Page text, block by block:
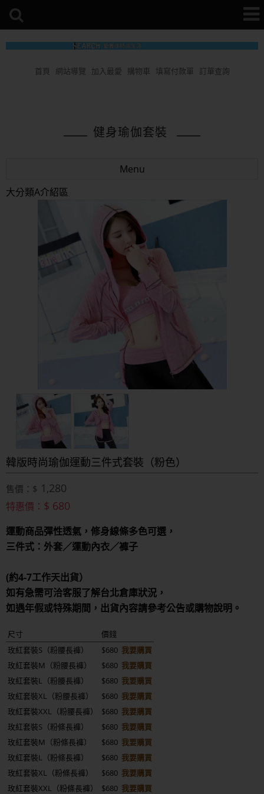
首頁 網站導覽 加入最愛 購物車 填寫付款單 訂單查詢
健身瑜伽套裝
Menu
大分類A介紹區
韓版時尚瑜伽運動三件式套裝（粉色）
售價：$ 1,280
特惠價： $ 680
運動商品彈性透氣，修身線條多色可選，
三件式：外套／運動內衣／褲子
(約4-7工作天出貨）
如有急需可洽客服了解台北倉庫狀況，
如遇年假或特殊期間，出貨內容請參考公告或購物說明。
尺寸
價錢
玫紅套裝S（粉腰長褲）
$680 我要購買
玫紅套裝M（粉腰長褲）
$680 我要購買
玫紅套裝L（粉腰長褲）
$680 我要購買
玫紅套裝XL（粉腰長褲）
$680 我要購買
玫紅套裝XXL（粉腰長褲）
$680 我要購買
玫紅套裝S（粉條長褲）
$680 我要購買
玫紅套裝M（粉條長褲）
$680 我要購買
玫紅套裝L（粉條長褲）
$680 我要購買
玫紅套裝XL（粉條長褲）
$680 我要購買
玫紅套裝XXL（粉條長褲）
$680 我要購買